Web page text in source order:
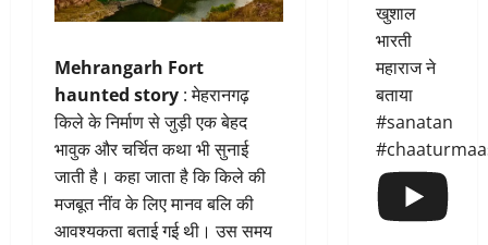
Mehrangarh Fort
haunted story : मेहरानगढ़
किले के निर्माण से जुड़ी एक बेहद
भावुक और चर्चित कथा भी सुनाई
जाती है। कहा जाता है कि किले की
मजबूत नींव के लिए मानव बलि की
आवश्यकता बताई गई थी। उस समय
खुशाल
भारती
महाराज ने
बताया
#sanatan